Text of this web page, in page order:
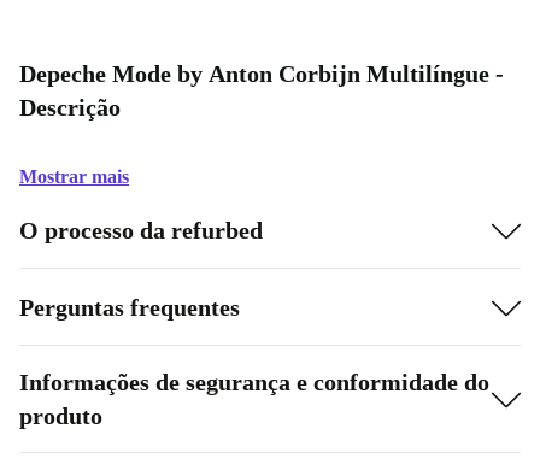
Depeche Mode by Anton Corbijn Multilíngue -
Descrição
Mostrar mais
O processo da refurbed
Perguntas frequentes
Informações de segurança e conformidade do
produto